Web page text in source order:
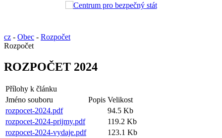
cz - Obec - Rozpočet
Rozpočet
ROZPOČET 2024
Přílohy k článku
Jméno souboru
Popis Velikost
rozpocet-2024.pdf
94.5 Kb
rozpocet-2024-prijmy.pdf
119.2 Kb
rozpocet-2024-vydaje.pdf
123.1 Kb